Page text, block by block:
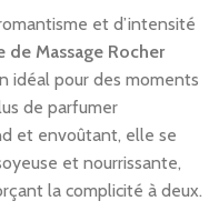
et d’intensité
de Massage Rocher
idéal pour des moments
de parfumer
et envoûtant, elle se
et nourrissante,
la complicité à deux.